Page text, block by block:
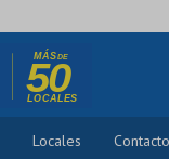
Locales Contacto